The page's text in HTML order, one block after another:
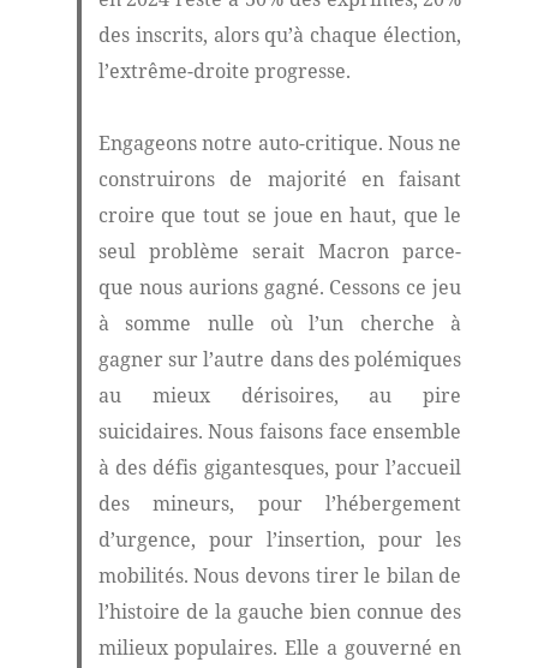
des inscrits, alors qu’à chaque élection,
l’extrême-droite progresse.
Engageons notre auto-critique. Nous ne
construirons de majorité en faisant
croire que tout se joue en haut, que le
seul problème serait Macron parce-
que nous aurions gagné. Cessons ce jeu
à somme nulle où l’un cherche à
gagner sur l’autre dans des polémiques
au mieux dérisoires, au pire
suicidaires. Nous faisons face ensemble
à des défis gigantesques, pour l’accueil
des mineurs, pour l’hébergement
d’urgence, pour l’insertion, pour les
mobilités. Nous devons tirer le bilan de
l’histoire de la gauche bien connue des
milieux populaires. Elle a gouverné en